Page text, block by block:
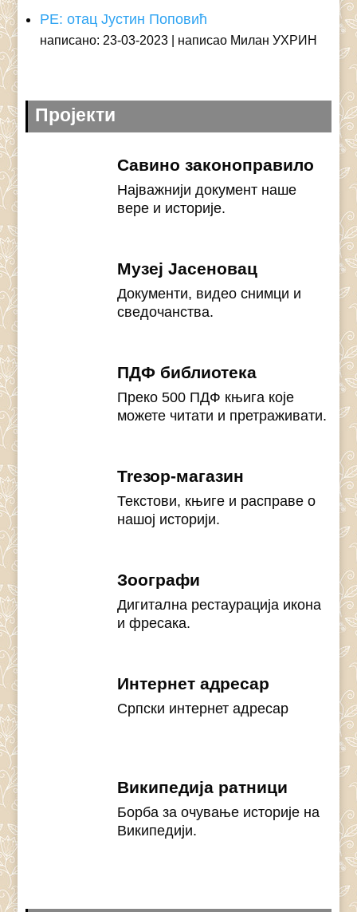
РЕ: отац Јустин Поповић
написано: 23-03-2023 написао Милан УХРИН
Пројекти
Савино законоправило
Најважнији документ наше
вере и историје.
Музеј Јасеновац
Документи, видео снимци и
сведочанства.
ПДФ библиотека
Преко 500 ПДФ књига које
можете читати и претраживати.
Treзор-магазин
Текстови, књиге и расправе о
нашој историји.
Зоографи
Дигитална рестаурација икона
и фресака.
Интернет адресар
Српски интернет адресар
Википедија ратници
Борба за очување историје на
Википедији.